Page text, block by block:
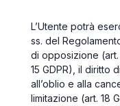
L’Utente potrà
ss. del
di opposizione (art.
15 GDPR), il diritto
all’oblio e alla
limitazione (art. 18